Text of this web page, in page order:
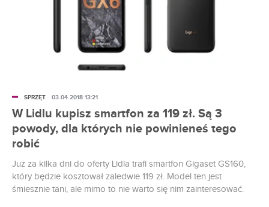
W Lidlu kupisz smartfon za 119 zł. Są 3
powody, dla których nie powinieneś tego
robić
Już za kilka dni do oferty Lidla trafi smartfon Gigaset GS160,
który będzie kosztował zaledwie 119 zł. Model ten jest
śmiesznie tani, ale mimo to nie warto się nim zainteresować.
SPRZĘT 03.04.2018 13:21